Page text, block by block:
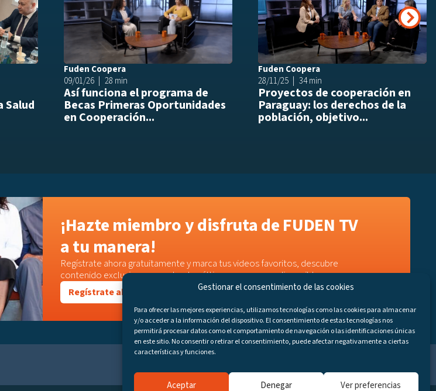
Gestionar el consentimiento de las cookies
Para ofrecer las mejores experiencias, utilizamos tecnologías como las cookies para almacenar
y/o acceder a la información del dispositivo. El consentimiento de estas tecnologías nos
permitirá procesar datos como el comportamiento de navegación o las identificaciones únicas
en este sitio. No consentir o retirar el consentimiento, puede afectar negativamente a ciertas
características y funciones.
Aceptar Denegar Ver preferencias
Salud
Fuden Coopera
09/01/26
28 min
Así funciona el programa de
Becas Primeras Oportunidades
en Cooperación...
Fuden Coopera
28/11/25
34 min
Proyectos de cooperación en
Paraguay: los derechos de la
población, objetivo...
¡Hazte miembro y disfruta de FUDEN TV
a tu manera!
Regístrate ahora gratuitamente y marca tus videos favoritos, descubre
contenido exclusivo o accede a los últimos programas disponibles.
Regístrate ahora